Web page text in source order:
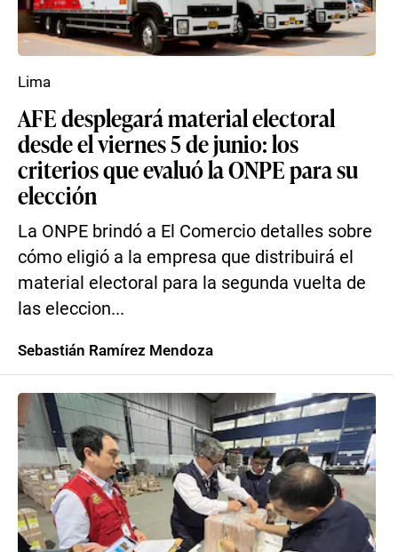
AFE desplegará material electoral
desde el viernes 5 de junio: los
criterios que evaluó la ONPE para su
elección
La ONPE brindó a El Comercio detalles sobre
cómo eligió a la empresa que distribuirá el
material electoral para la segunda vuelta de
las eleccion...
Lima
Sebastián Ramírez Mendoza